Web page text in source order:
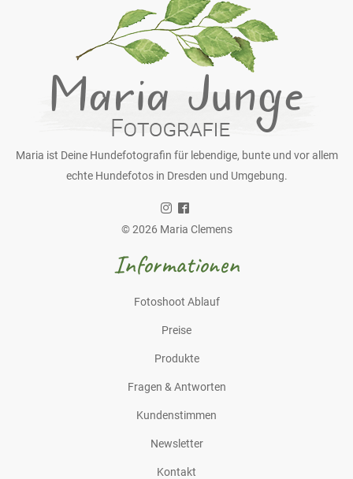
Maria ist Deine Hundefotografin für lebendige, bunte und vor allem
echte Hundefotos in Dresden und Umgebung.
© 2026 Maria Clemens
Informationen
Fotoshoot Ablauf
Preise
Produkte
Fragen & Antworten
Kundenstimmen
Newsletter
Kontakt